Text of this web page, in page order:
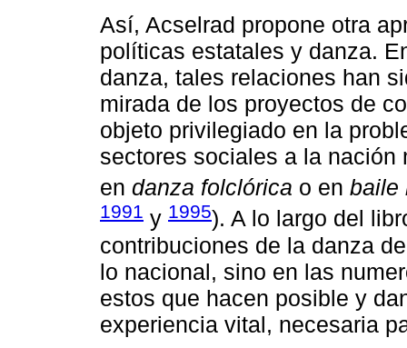
Así, Acselrad propone otra
políticas estatales y danza.
danza, tales relaciones han
mirada de los proyectos de
objeto privilegiado en la
sectores sociales a la nación
en danza folclórica o en baile
1991 y 1995). A lo largo del
contribuciones de la danza
lo nacional, sino en las
estos que hacen posible y
experiencia vital, necesaria